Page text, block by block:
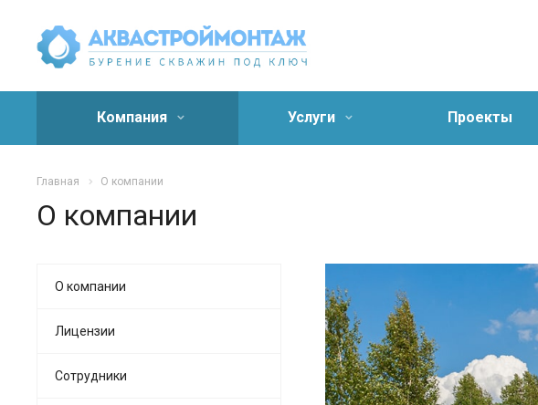
Компания Услуги Проекты
Главная О компании
О компании
О компании
Лицензии
Сотрудники